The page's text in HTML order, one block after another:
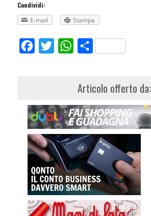
Condividi:
E-mail
Stampa
FacebookTwitterWhatsApp
Share
Articolo offerto da: